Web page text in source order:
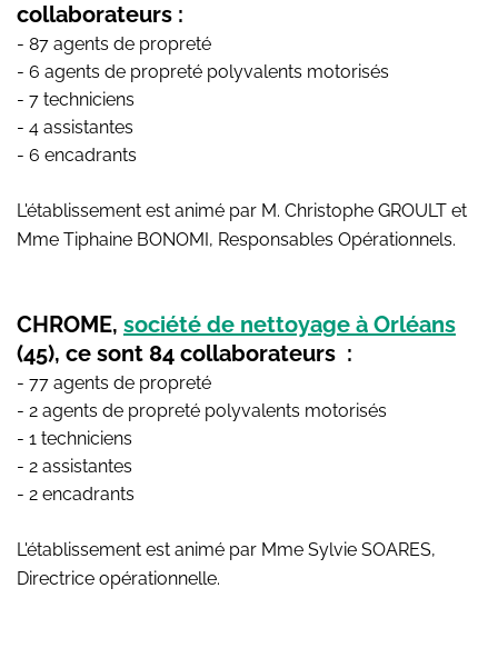
collaborateurs :
- 87 agents de propreté
- 6 agents de propreté polyvalents motorisés
- 7 techniciens
- 4 assistantes
- 6 encadrants
L'établissement est animé par M. Christophe GROULT et
Mme Tiphaine BONOMI, Responsables Opérationnels.
CHROME, société de nettoyage à Orléans
(45), ce sont 84 collaborateurs :
- 77 agents de propreté
- 2 agents de propreté polyvalents motorisés
- 1 techniciens
- 2 assistantes
- 2 encadrants
L'établissement est animé par Mme Sylvie SOARES,
Directrice opérationnelle.